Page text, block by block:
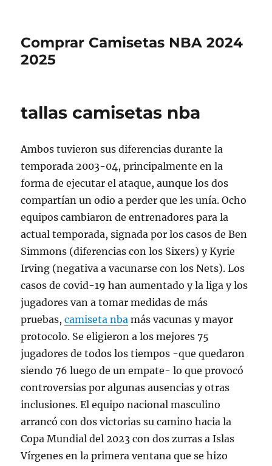
Comprar Camisetas NBA 2024
2025
tallas camisetas nba
Ambos tuvieron sus diferencias durante la
temporada 2003-04, principalmente en la
forma de ejecutar el ataque, aunque los dos
compartían un odio a perder que les unía. Ocho
equipos cambiaron de entrenadores para la
actual temporada, signada por los casos de Ben
Simmons (diferencias con los Sixers) y Kyrie
Irving (negativa a vacunarse con los Nets). Los
casos de covid-19 han aumentado y la liga y los
jugadores van a tomar medidas de más
pruebas,camiseta nba más vacunas y mayor
protocolo. Se eligieron a los mejores 75
jugadores de todos los tiempos -que quedaron
siendo 76 luego de un empate- lo que provocó
controversias por algunas ausencias y otras
inclusiones. El equipo nacional masculino
arrancó con dos victorias su camino hacia la
Copa Mundial del 2023 con dos zurras a Islas
Vírgenes en la primera ventana que se hizo